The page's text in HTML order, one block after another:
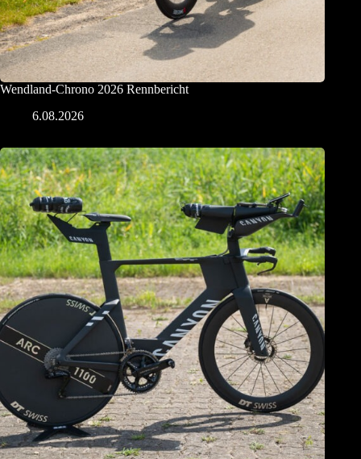
Wendland-Chrono 2026 Rennbericht
6.08.2026